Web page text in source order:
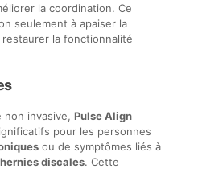
la coordination. Ce
seulement à apaiser la
la fonctionnalité
non invasive, Pulse Align
pour les personnes
ou de symptômes liés à
hernies discales. Cette